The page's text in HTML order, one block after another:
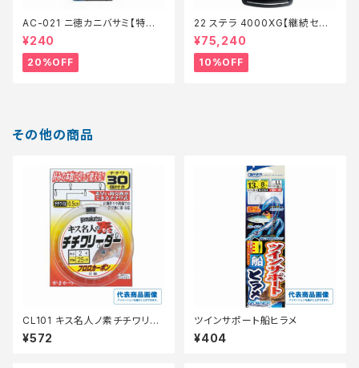
AC-021 ニ徳カニバサミ【特価
装備】【20】
¥240
20%OFF
22 ステラ 4000XG【継続セー
ル_リール】【10】
¥75,240
10%OFF
その他の商品
CL101 キス名人ノ素チチワリー
ダー 30個
¥572
ツインサポート船ヒラメ
¥404